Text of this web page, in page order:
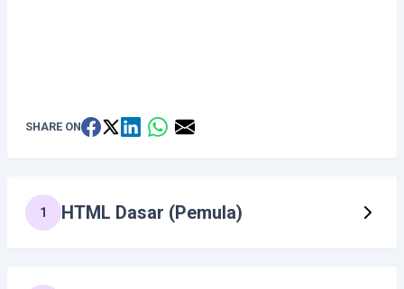
SHARE ON
1 HTML Dasar (Pemula)